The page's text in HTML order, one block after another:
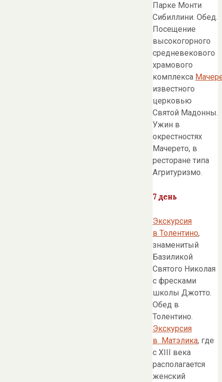
Парке Монти
Сибиллини. Обед.
Посещение
высокогорного
средневекового
храмового
комплекса
известного
церковью
Святой Мадонны.
Ужин в
окрестностях
Мачерето, в
ресторане типа
Агритуризмо.
7 день
Экскурсия
в Толентино,
знаменитый
Базиликой
Святого Николая
с фресками
школы Джотто.
Обед в
Толентино.
Экскурсия
в Матэлика, где
с XIII века
располагается
женский